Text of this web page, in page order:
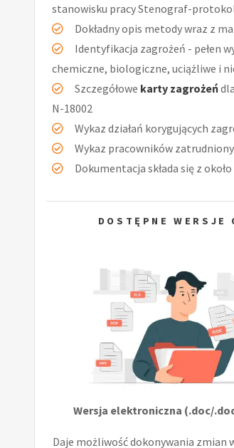
stanowisku pracy Stenograf-
Dokładny opis metody wraz z
Identyfikacja zagrożeń - pełen
chemiczne, biologiczne, uciążliwe i
Szczegółowe karty zagrożeńdla
N-18002
Wykaz działań korygujących
Wykaz pracowników
Dokumentacja składa się z
DOSTĘPNE WERSJE
Wersja elektroniczna (.doc/
Daje możliwość dokonywania zmian